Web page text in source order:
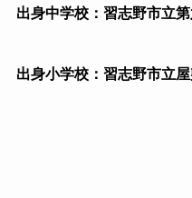
出身中学校：習志野市立
出身小学校：習志野市立